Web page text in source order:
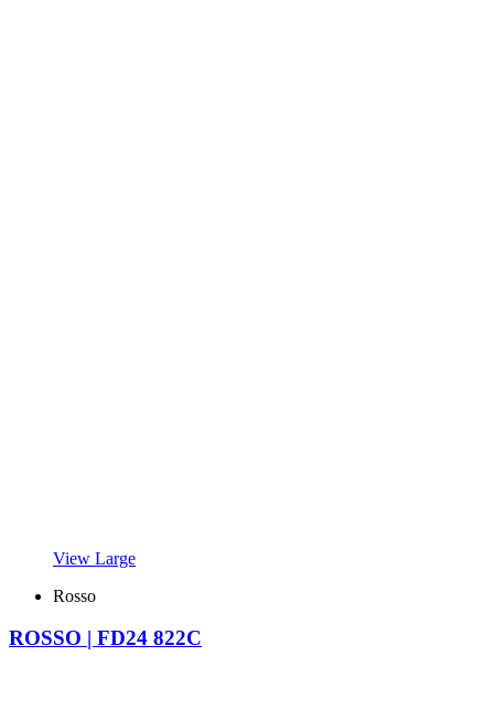
View Large
Rosso
ROSSO | FD24 822C